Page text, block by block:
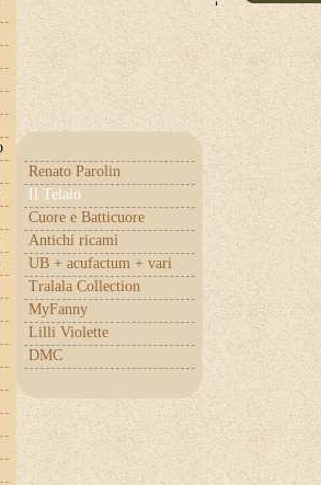
Renato Parolin
Il Telaio
Cuore e Batticuore
Antichi ricami
UB + acufactum + vari
Tralala Collection
MyFanny
Lilli Violette
DMC